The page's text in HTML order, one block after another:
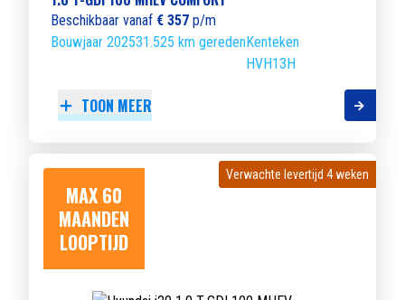
Beschikbaar vanaf € 357 p/m
Bouwjaar 202531.525 km geredenKenteken
HVH13H
TOON MEER
MAX 60
MAANDEN
LOOPTIJD
Verwachte levertijd 4 weken
Verwachte levertijd 4 weken